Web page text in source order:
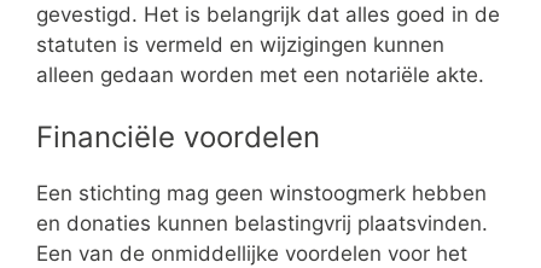
gevestigd. Het is belangrijk dat alles goed in de
statuten is vermeld en wijzigingen kunnen
alleen gedaan worden met een notariële akte.
Financiële voordelen
Een stichting mag geen winstoogmerk hebben
en donaties kunnen belastingvrij plaatsvinden.
Een van de onmiddellijke voordelen voor het